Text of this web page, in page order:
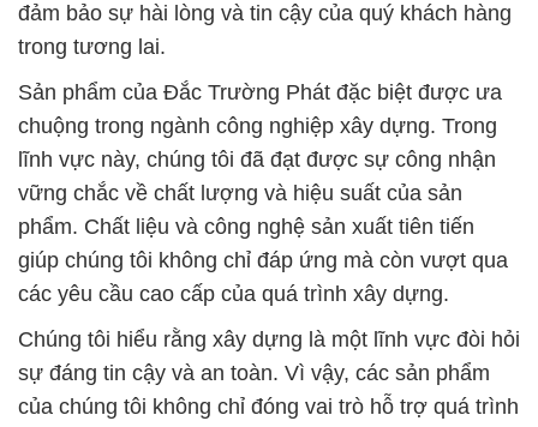
đảm bảo sự hài lòng và tin cậy của quý khách hàng
trong tương lai.
Sản phẩm của Đắc Trường Phát đặc biệt được ưa
chuộng trong ngành công nghiệp xây dựng. Trong
lĩnh vực này, chúng tôi đã đạt được sự công nhận
vững chắc về chất lượng và hiệu suất của sản
phẩm. Chất liệu và công nghệ sản xuất tiên tiến
giúp chúng tôi không chỉ đáp ứng mà còn vượt qua
các yêu cầu cao cấp của quá trình xây dựng.
Chúng tôi hiểu rằng xây dựng là một lĩnh vực đòi hỏi
sự đáng tin cậy và an toàn. Vì vậy, các sản phẩm
của chúng tôi không chỉ đóng vai trò hỗ trợ quá trình